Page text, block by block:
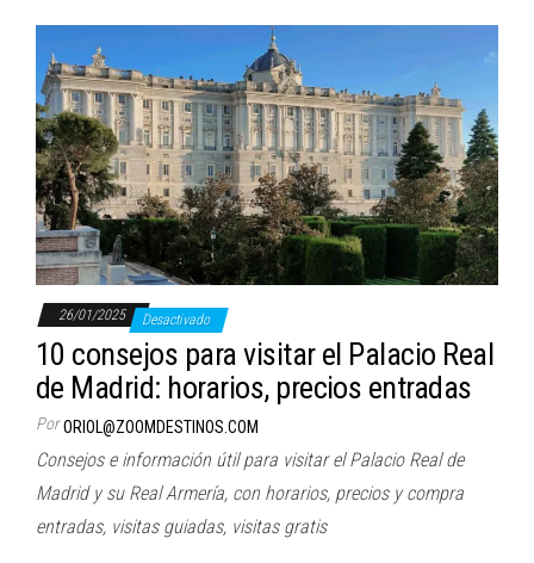
26/01/2025 Desactivado
10 consejos para visitar el Palacio Real
de Madrid: horarios, precios entradas
Por ORIOL@ZOOMDESTINOS.COM
Consejos e información útil para visitar el Palacio Real de
Madrid y su Real Armería, con horarios, precios y compra
entradas, visitas guiadas, visitas gratis